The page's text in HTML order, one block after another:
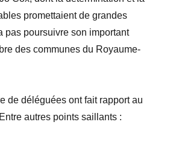
promettaient de grandes
pas poursuivre son important
des communes du Royaume-
de déléguées ont fait rapport au
autres points saillants :